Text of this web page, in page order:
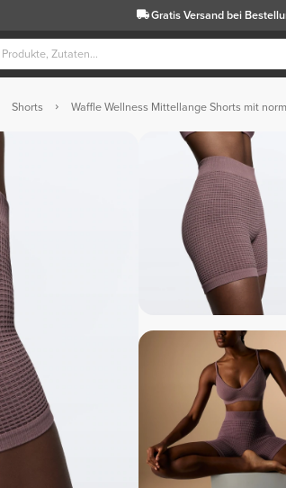
Gratis Versandbei
Shorts Waffle Wellness Mittellange Shorts mit